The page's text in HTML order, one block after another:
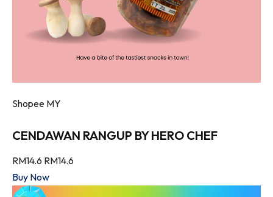
Shopee MY
CENDAWAN RANGUP BY HERO CHEF
RM14.6 RM14.6
Buy Now